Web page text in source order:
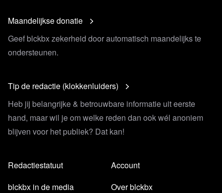
Maandelijkse donatie
Geef blckbx zekerheid door automatisch maandelijks te
ondersteunen.
Tip de redactie (klokkenluiders)
Heb jij belangrijke & betrouwbare informatie uit eerste
hand, maar wil je om welke reden dan ook wél anoniem
blijven voor het publiek? Dat kan!
Redactiestatuut
blckbx in de media
Account
Over blckbx